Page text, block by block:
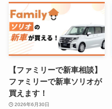
【ファミリーで新車相談】
ファミリーで新車ソリオが
買えます！
2026年6月30日